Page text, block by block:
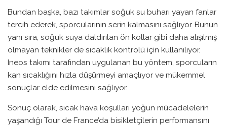
Bundan başka, bazı takımlar soğuk su buharı yayan fanlar
tercih ederek, sporcularının serin kalmasını sağlıyor. Bunun
yanı sıra, soğuk suya daldırılan ön kollar gibi daha alışılmış
olmayan teknikler de sıcaklık kontrolü için kullanılıyor.
Ineos takımı tarafından uygulanan bu yöntem, sporcuların
kan sıcaklığını hızla düşürmeyi amaçlıyor ve mükemmel
sonuçlar elde edilmesini sağlıyor.
Sonuç olarak, sıcak hava koşulları yoğun mücadelelerin
yaşandığı Tour de France’da bisikletçilerin performansını